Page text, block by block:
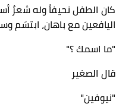
كان الطفل نحيفاً وله شعرٌ
اليافعين مع باهان، ابتسَم
"ما اسمك ؟"
قال الصغير
"نيوفين"